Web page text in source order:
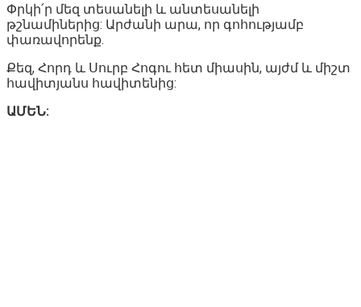
Փրկի՛ր մեզ տեսանելի և անտեսանելի
թշնամիներից: Արժանի արա, որ գոհությամբ
փառավորենք.
Քեզ, Հորդ և Սուրբ Հոգու հետ միասին, այժմ և միշտ
հավիտյանս հավիտենից:
ԱՄԵՆ: